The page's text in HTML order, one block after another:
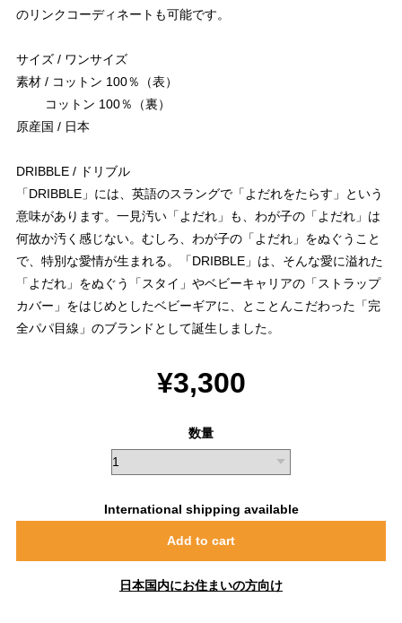
のリンクコーディネートも可能です。
サイズ / ワンサイズ
素材 / コットン 100％（表）
コットン 100％（裏）
原産国 / 日本
DRIBBLE / ドリブル
「DRIBBLE」には、英語のスラングで「よだれをたらす」という
意味があります。一見汚い「よだれ」も、わが子の「よだれ」は
何故か汚く感じない。むしろ、わが子の「よだれ」をぬぐうこと
で、特別な愛情が生まれる。「DRIBBLE」は、そんな愛に溢れた
「よだれ」をぬぐう「スタイ」やベビーキャリアの「ストラップ
カバー」をはじめとしたベビーギアに、とことんこだわった「完
全パパ目線」のブランドとして誕生しました。
¥3,300
数量
International shipping available
Add to cart
日本国内にお住まいの方向け